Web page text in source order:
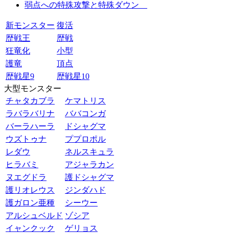
弱点への特殊攻撃と特殊ダウン
新モンスター 復活
歴戦王
歴戦
狂竜化
小型
護竜
頂点
歴戦星9
歴戦星10
大型モンスター
チャタカブラ
ケマトリス
ラバラバリナ
ババコンガ
バーラハーラ
ドシャグマ
ウズトゥナ
ププロポル
レダウ
ネルスキュラ
ヒラバミ
アジャラカン
ヌエグドラ
護ドシャグマ
護リオレウス
ジンダハド
護ガロン亜種
シーウー
アルシュベルド ゾシア
イャンクック
ゲリョス